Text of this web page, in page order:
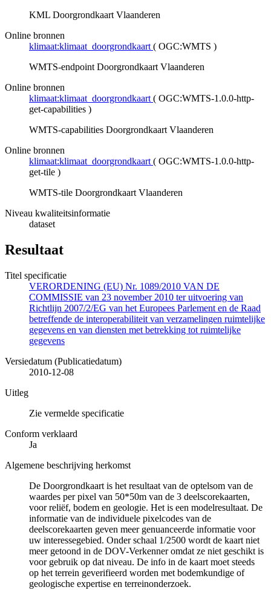
KML Doorgrondkaart Vlaanderen
Online bronnen
klimaat:klimaat_doorgrondkaart ( OGC:WMTS )
WMTS-endpoint Doorgrondkaart Vlaanderen
Online bronnen
klimaat:klimaat_doorgrondkaart ( OGC:WMTS-1.0.0-http-
get-capabilities )
WMTS-capabilities Doorgrondkaart Vlaanderen
Online bronnen
klimaat:klimaat_doorgrondkaart ( OGC:WMTS-1.0.0-http-
get-tile )
WMTS-tile Doorgrondkaart Vlaanderen
Niveau kwaliteitsinformatie
dataset
Resultaat
Titel specificatie
VERORDENING (EU) Nr. 1089/2010 VAN DE
COMMISSIE van 23 november 2010 ter uitvoering van
Richtlijn 2007/2/EG van het Europees Parlement en de Raad
betreffende de interoperabiliteit van verzamelingen ruimtelijke
gegevens en van diensten met betrekking tot ruimtelijke
gegevens
Versiedatum (Publicatiedatum)
2010-12-08
Uitleg
Zie vermelde specificatie
Conform verklaard
Ja
Algemene beschrijving herkomst
De Doorgrondkaart is het resultaat van de optelsom van de
waardes per pixel van 50*50m van de 3 deelscorekaarten,
voor reliëf, bodem en geologie. Het is een modelresultaat. De
informatie van de individuele pixelcodes van de
deelscorekaarten geven meer genuanceerde informatie voor
uw interessegebied. Onder schaal 1/2500 wordt de kaart niet
meer getoond in de DOV-Verkenner omdat ze niet geschikt is
voor gebruik op dat niveau. De info in de kaart moet steeds
op het terrein geverifieerd worden met bodemkundige of
geologische expertise en terreinonderzoek.